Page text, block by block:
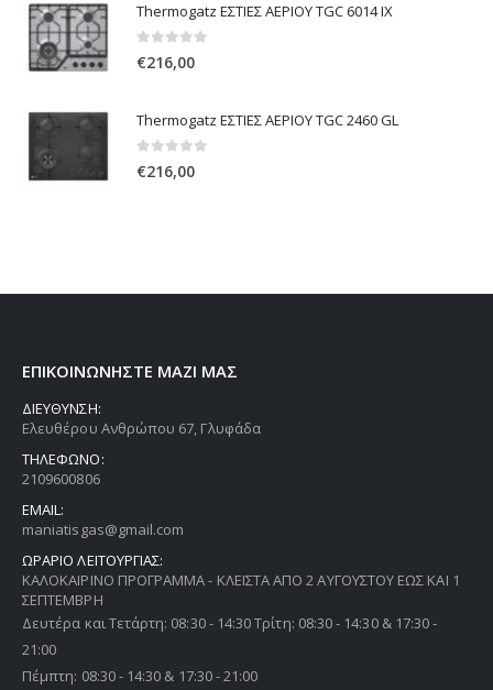
Thermogatz ΕΣΤΙΕΣ ΑΕΡΙΟΥ TGC 6014 IX
0out of 5
€216,00
Thermogatz ΕΣΤΙΕΣ ΑΕΡΙΟΥ TGC 2460 GL
0out of 5
€216,00
ΕΠΙΚΟΙΝΩΝΗΣΤΕ ΜΑΖΙ ΜΑΣ
ΔΙΕΥΘΥΝΣΗ:
Ελευθέρου Ανθρώπου 67, Γλυφάδα
ΤΗΛΕΦΩΝΟ:
2109600806
EMAIL:
maniatisgas@gmail.com
ΩΡΑΡΙΟ ΛΕΙΤΟΥΡΓΙΑΣ:
ΚΑΛΟΚΑΙΡΙΝΟ ΠΡΟΓΡΑΜΜΑ - ΚΛΕΙΣΤΑ ΑΠΟ 2 ΑΥΓΟΥΣΤΟΥ ΕΩΣ ΚΑΙ 1
ΣΕΠΤΕΜΒΡΗ
Δευτέρα και Τετάρτη: 08:30 - 14:30 Τρίτη: 08:30 - 14:30 & 17:30 -
21:00
Πέμπτη: 08:30 - 14:30 & 17:30 - 21:00